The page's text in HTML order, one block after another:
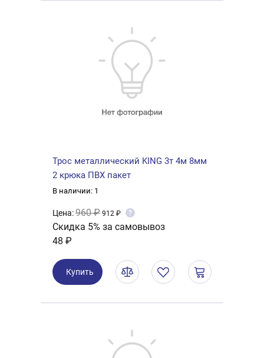
Трос металлический KING 3т 4м 8мм
2 крюка ПВХ пакет
В наличии: 1
Цена:960 ₽ 912 ₽ ?
Скидка 5% за самовывоз
48 ₽
Купить